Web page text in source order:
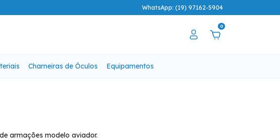
WhatsApp: (19) 97162-5904
0
Charneiras de Óculos Equipamentos
armações modelo aviador.